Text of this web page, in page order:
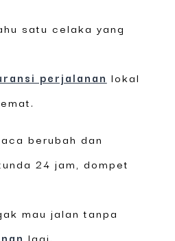
satu celaka yang
perjalanan lokal
berubah dan
24 jam, dompet
mau jalan tanpa
lagi.